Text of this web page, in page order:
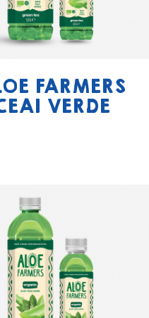
FARMERS
VERDE